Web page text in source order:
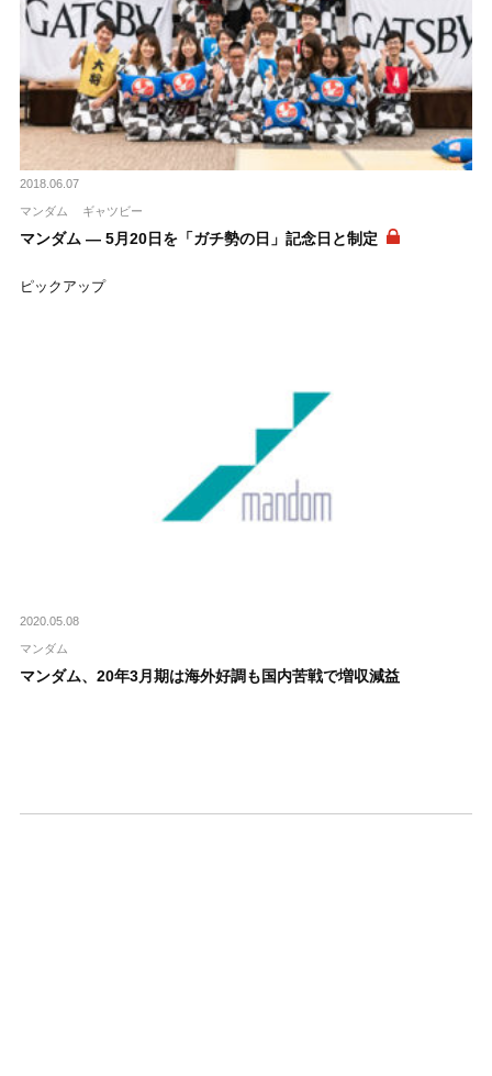
2018.06.07
マンダム ギャツビー
マンダム ― 5月20日を「ガチ勢の日」記念日と制定
ピックアップ
2020.05.08
マンダム
マンダム、20年3月期は海外好調も国内苦戦で増収減益